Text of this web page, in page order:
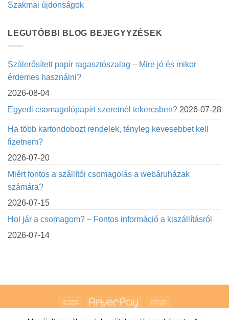
Szakmai újdonságok
LEGUTÓBBI BLOG BEJEGYYZÉSEK
Szálerősített papír ragasztószalag – Mire jó és mikor
érdemes használni?
2026-08-04
Egyedi csomagolópapírt szeretnél tekercsben? 2026-07-28
Ha több kartondobozt rendelek, tényleg kevesebbet kell
fizetnem?
2026-07-20
Miért fontos a szállítói csomagolás a webáruházak
számára?
2026-07-15
Hol jár a csomagom? – Fontos információ a kiszállításról
2026-07-14
Bank
AfterPay